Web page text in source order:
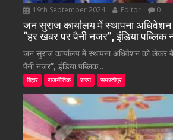
19th September 2024 Editor 0
जन सुराज कार्यालय में स्थापना
“हर खबर पर पैनी नजर”, इंडिया पब्लिक
जन सुराज कार्यालय में स्थापना अधिवेशन को लेकर
पैनी नजर”, इंडिया पब्लिक...
बिहार राजनीतिक राज्य समस्तीपुर